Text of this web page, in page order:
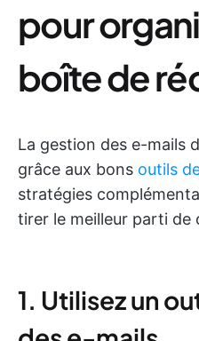
pour
boîte de
La gestion des e-mails
grâce aux bons outils
stratégies
tirer le meilleur parti de
1. Utilisez un